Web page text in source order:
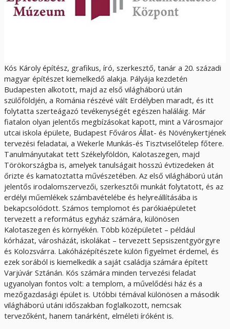
Kós Károly építész, grafikus, író, szerkesztő, tanár a 20. századi
magyar építészet kiemelkedő alakja. Pályája kezdetén
Budapesten alkotott, majd az első világháború után
szülőföldjén, a Románia részévé vált Erdélyben maradt, és itt
folytatta szerteágazó tevékenységét egészen haláláig. Már
fiatalon olyan jelentős megbízásokat kapott, mint a Városmajor
utcai iskola épülete, Budapest Főváros Állat- és Növénykertjének
tervezési feladatai, a Wekerle Munkás-és Tisztviselőtelep főtere.
Tanulmányutakat tett Székelyföldön, Kalotaszegen, majd
Törökországba is, amelyek tanulságait hosszú évtizedeken át
őrizte és kamatoztatta művészetében. Az első világháború után
jelentős irodalomszervezői, szerkesztői munkát folytatott, és az
erdélyi műemlékek számbavételébe és helyreállításába is
bekapcsolódott. Számos templomot és parókiaépületet
tervezett a református egyház számára, különösen
Kalotaszegen és környékén. Több középületet – például
kórházat, városházát, iskolákat – tervezett Sepsiszentgyörgyre
és Kolozsvárra. Lakóházépítészete külön figyelmet érdemel, és
ezek sorából is kiemelkedik a saját családja számára épített
Varjúvár Sztánán. Kós számára minden tervezési feladat
ugyanolyan fontos volt: a templom, a művelődési ház és a
mezőgazdasági épület is. Utóbbi témával különösen a második
világháború utáni időszakban foglalkozott, nemcsak
tervezőként, hanem tanárként, elméleti íróként is.